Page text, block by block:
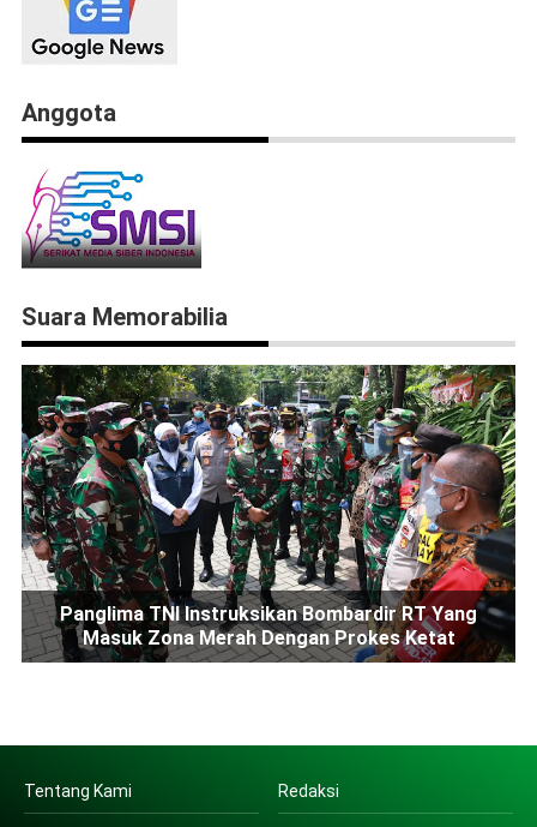
Anggota
Suara Memorabilia
Panglima TNI Instruksikan Bombardir RT Yang
Masuk Zona Merah Dengan Prokes Ketat
Tentang Kami Redaksi